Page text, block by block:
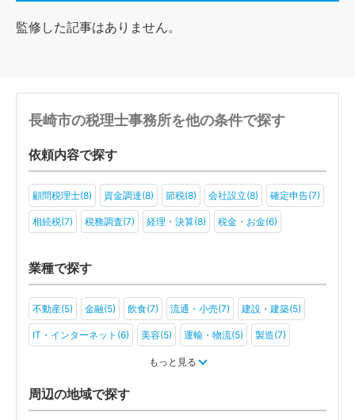
監修した記事はありません。
長崎市の税理士事務所を他の条件で探す
依頼内容で探す
顧問税理士(8) 資金調達(8) 節税(8) 会社設立(8) 確定申告(7)
相続税(7) 税務調査(7) 経理・決算(8) 税金・お金(6)
業種で探す
不動産(5) 金融(5) 飲食(7) 流通・小売(7) 建設・建築(5)
IT・インターネット(6) 美容(5) 運輸・物流(5) 製造(7)
旅行・ホテル(4)
アミューズメント・レジャー(4)
医療法人(3) ＮＰＯ法人(3) 学校法人(2) 一般社団法人(3)
もっと見る
周辺の地域で探す